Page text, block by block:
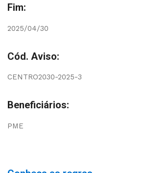
Fim:
2025/04/30
Cód. Aviso:
CENTRO2030-2025-3
Beneficiários:
PME